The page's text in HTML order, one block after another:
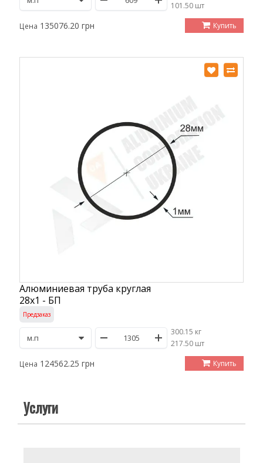
/101.50 шт
Цена 135076.20 грн Купить
Алюминиевая труба круглая
28х1 - БП
Предзаказ
300.15 кг
/217.50 шт
Цена 124562.25 грн Купить
Услуги